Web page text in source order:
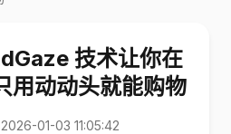
技术让你在
用动动头就能购物
01-03 11:05:42